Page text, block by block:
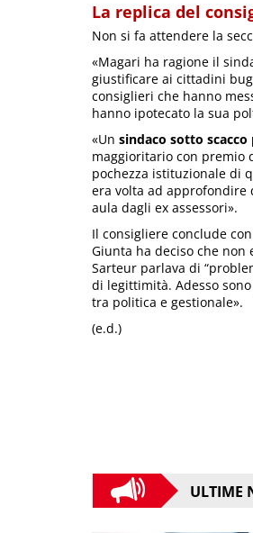
La replica del
Non si fa attendere la
«Magari ha ragione il
giustificare ai cittadini
consiglieri che hanno
hanno ipotecato la sua
«Un sindaco sotto
maggioritario con premio
pochezza istituzionale di
era volta ad approfondire
aula dagli ex assessori».
Il consigliere conclude
Giunta ha deciso che
Sarteur parlava di
di legittimità. Adesso
tra politica e gestionale».
(e.d.)
ULTIME